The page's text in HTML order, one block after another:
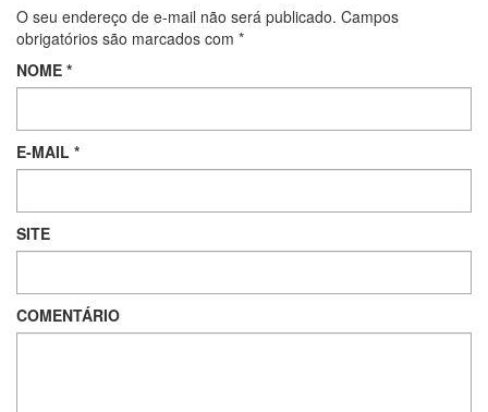
O seu endereço de e-mail não será publicado. Campos
obrigatórios são marcados com *
NOME *
E-MAIL *
SITE
COMENTÁRIO